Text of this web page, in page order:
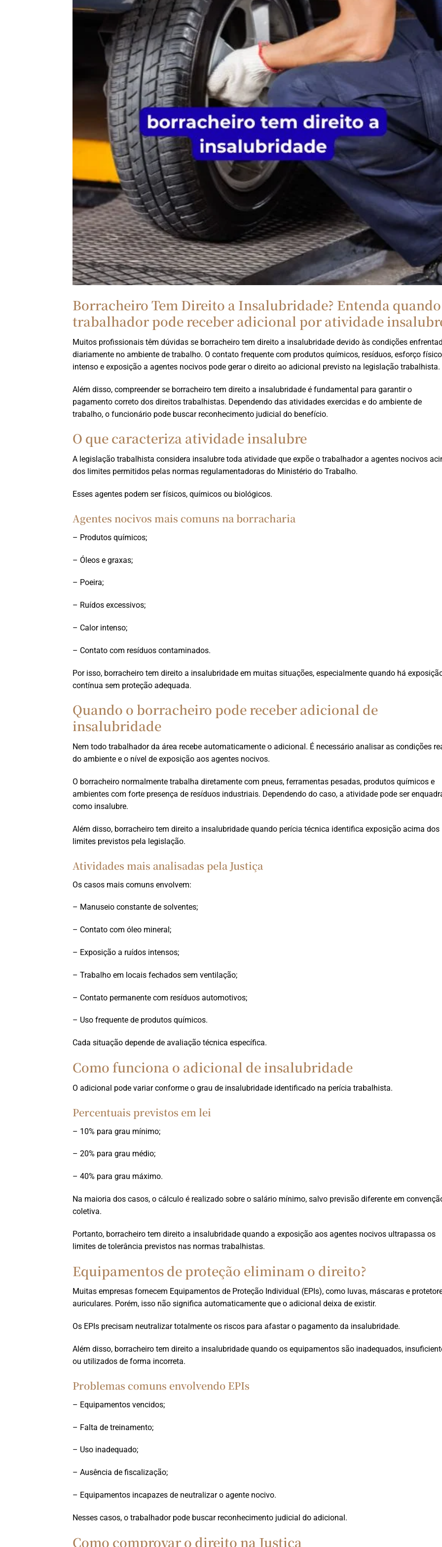
Borracheiro Tem Direito a Insalubridade? Entenda
trabalhador pode receber adicional por atividade
Muitos profissionais têm dúvidas se borracheiro tem direito a insalubridade devido às condições
diariamente no ambiente de trabalho. O contato frequente com produtos químicos, resíduos, esforço físico
intenso e exposição a agentes nocivos pode gerar o direito ao adicional previsto na legislação trabalhista.
Além disso, compreender se borracheiro tem direito a insalubridade é fundamental para garantir o
pagamento correto dos direitos trabalhistas. Dependendo das atividades exercidas e do ambiente de
trabalho, o funcionário pode buscar reconhecimento judicial do benefício.
O que caracteriza atividade insalubre
A legislação trabalhista considera insalubre toda atividade que expõe o trabalhador a agentes nocivos
dos limites permitidos pelas normas regulamentadoras do Ministério do Trabalho.
Esses agentes podem ser físicos, químicos ou biológicos.
Agentes nocivos mais comuns na borracharia
– Produtos químicos;
– Óleos e graxas;
– Poeira;
– Ruídos excessivos;
– Calor intenso;
– Contato com resíduos contaminados.
Por isso, borracheiro tem direito a insalubridade em muitas situações, especialmente quando há
contínua sem proteção adequada.
Quando o borracheiro pode receber adicional de
insalubridade
Nem todo trabalhador da área recebe automaticamente o adicional. É necessário analisar as condições
do ambiente e o nível de exposição aos agentes nocivos.
O borracheiro normalmente trabalha diretamente com pneus, ferramentas pesadas, produtos químicos e
ambientes com forte presença de resíduos industriais. Dependendo do caso, a atividade pode ser
como insalubre.
Além disso, borracheiro tem direito a insalubridade quando perícia técnica identifica exposição acima dos
limites previstos pela legislação.
Atividades mais analisadas pela Justiça
Os casos mais comuns envolvem:
– Manuseio constante de solventes;
– Contato com óleo mineral;
– Exposição a ruídos intensos;
– Trabalho em locais fechados sem ventilação;
– Contato permanente com resíduos automotivos;
– Uso frequente de produtos químicos.
Cada situação depende de avaliação técnica específica.
Como funciona o adicional de insalubridade
O adicional pode variar conforme o grau de insalubridade identificado na perícia trabalhista.
Percentuais previstos em lei
– 10% para grau mínimo;
– 20% para grau médio;
– 40% para grau máximo.
Na maioria dos casos, o cálculo é realizado sobre o salário mínimo, salvo previsão diferente em
coletiva.
Portanto, borracheiro tem direito a insalubridade quando a exposição aos agentes nocivos ultrapassa os
limites de tolerância previstos nas normas trabalhistas.
Equipamentos de proteção eliminam o direito?
Muitas empresas fornecem Equipamentos de Proteção Individual (EPIs), como luvas, máscaras e
auriculares. Porém, isso não significa automaticamente que o adicional deixa de existir.
Os EPIs precisam neutralizar totalmente os riscos para afastar o pagamento da insalubridade.
Além disso, borracheiro tem direito a insalubridade quando os equipamentos são inadequados,
ou utilizados de forma incorreta.
Problemas comuns envolvendo EPIs
– Equipamentos vencidos;
– Falta de treinamento;
– Uso inadequado;
– Ausência de fiscalização;
– Equipamentos incapazes de neutralizar o agente nocivo.
Nesses casos, o trabalhador pode buscar reconhecimento judicial do adicional.
Como comprovar o direito na Justiça